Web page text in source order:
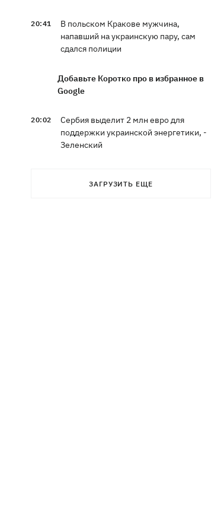
20:41
В польском Кракове мужчина,
напавший на украинскую пару, сам
сдался полиции
Добавьте Коротко про в избранное в
Google
20:02
Сербия выделит 2 млн евро для
поддержки украинской энергетики, -
Зеленский
акции за Федорова, удалили после
ЗАГРУЗИТЬ ЕЩЕ